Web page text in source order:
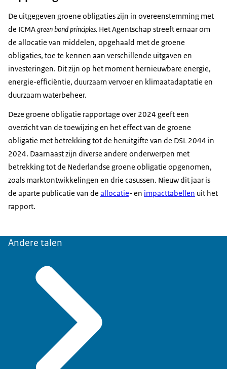
De uitgegeven groene obligaties zijn in overeenstemming met
de ICMAgreen bond principles. Het Agentschap streeft ernaar om
de allocatie van middelen, opgehaald met de groene
obligaties, toe te kennen aan verschillende uitgaven en
investeringen. Dit zijn op het moment hernieuwbare energie,
energie-efficiëntie, duurzaam vervoer en klimaatadaptatie en
duurzaam waterbeheer.
Deze groene obligatie rapportage over 2024 geeft een
overzicht van de toewijzing en het effect van de groene
obligatie met betrekking tot de heruitgifte van de DSL 2044 in
2024. Daarnaast zijn diverse andere onderwerpen met
betrekking tot de Nederlandse groene obligatie opgenomen,
zoals marktontwikkelingen en drie casussen. Nieuw dit jaar is
de aparte publicatie van de allocatie- en impacttabellen uit het
rapport.
Andere talen